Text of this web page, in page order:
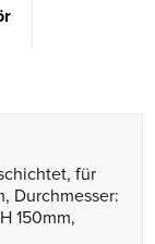
für
Durchmesser:
150mm,